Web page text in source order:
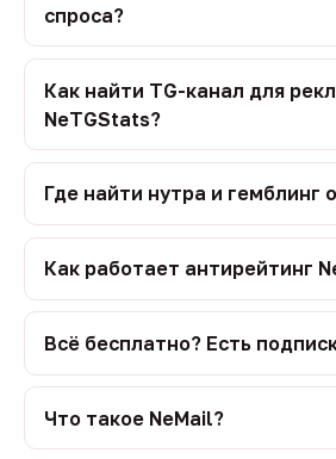
спроса?
Как найти TG-канал для
NeTGStats?
Где найти нутра и гемблинг
Как работает антирейтинг
Всё бесплатно? Есть
Что такое NeMail?